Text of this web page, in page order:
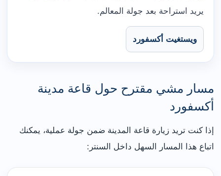
يريد استراحة بعد جولة المعالم.
ويستغيت أكسفورد
مسار مشي مقترح حول قاعة مدينة
أكسفورد
إذا كنت تريد زيارة قاعة المدينة ضمن جولة عملية، يمكنك
اتباع هذا المسار السهل داخل السنتر: